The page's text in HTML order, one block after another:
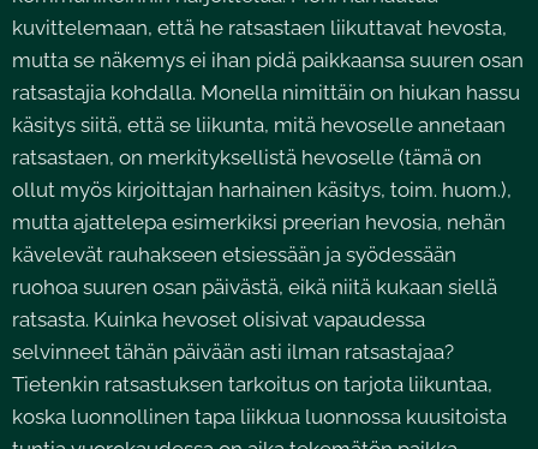
kuvittelemaan, että he ratsastaen liikuttavat hevosta,
mutta se näkemys ei ihan pidä paikkaansa suuren osan
ratsastajia kohdalla. Monella nimittäin on hiukan hassu
käsitys siitä, että se liikunta, mitä hevoselle annetaan
ratsastaen, on merkityksellistä hevoselle (tämä on
ollut myös kirjoittajan harhainen käsitys, toim. huom.),
mutta ajattelepa esimerkiksi preerian hevosia, nehän
kävelevät rauhakseen etsiessään ja syödessään
ruohoa suuren osan päivästä, eikä niitä kukaan siellä
ratsasta. Kuinka hevoset olisivat vapaudessa
selvinneet tähän päivään asti ilman ratsastajaa?
Tietenkin ratsastuksen tarkoitus on tarjota liikuntaa,
koska luonnollinen tapa liikkua luonnossa kuusitoista